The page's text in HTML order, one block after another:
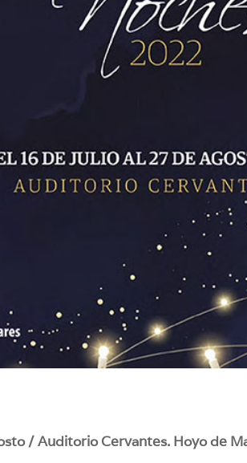
/ Auditorio Cervantes. Hoyo de